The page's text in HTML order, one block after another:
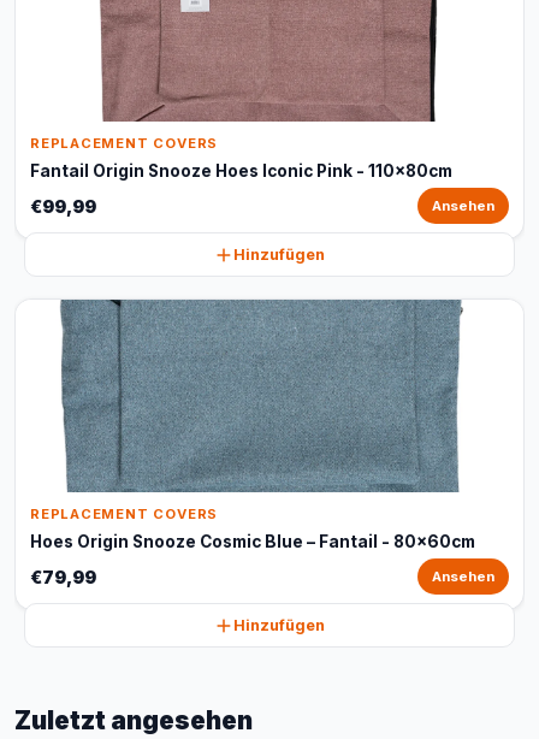
REPLACEMENT COVERS
Fantail Origin Snooze Hoes Iconic Pink - 110x80cm
€99,99 Ansehen
Hinzufügen
REPLACEMENT COVERS
Hoes Origin Snooze Cosmic Blue – Fantail - 80x60cm
€79,99 Ansehen
Hinzufügen
Zuletzt angesehen